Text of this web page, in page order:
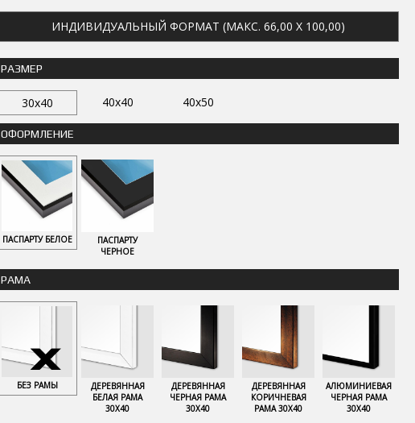
ИНДИВИДУАЛЬНЫЙ ФОРМАТ (МАКС. 66,00 X 100,00)
РАЗМЕР
30x40 40x40 40x50
ОФОРМЛЕНИЕ
ПАСПАРТУ БЕЛОЕ
ПАСПАРТУ
ЧЕРНОЕ
РАМА
БЕЗ РАМЫ
ДЕРЕВЯННАЯ
БЕЛАЯ РАМА
30Х40
ДЕРЕВЯННАЯ
ЧЕРНАЯ РАМА
30Х40
ДЕРЕВЯННАЯ
КОРИЧНЕВАЯ
РАМА 30Х40
АЛЮМИНИЕВАЯ
ЧЕРНАЯ РАМА
30Х40